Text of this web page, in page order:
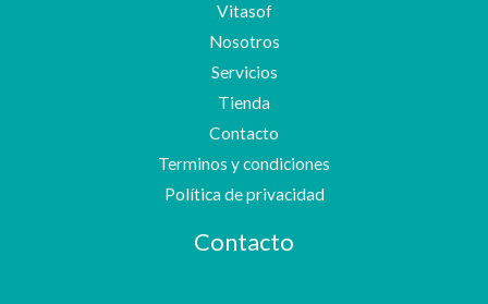
Vitasof
Nosotros
Servicios
Tienda
Contacto
Terminos y condiciones
Política de privacidad
Contacto